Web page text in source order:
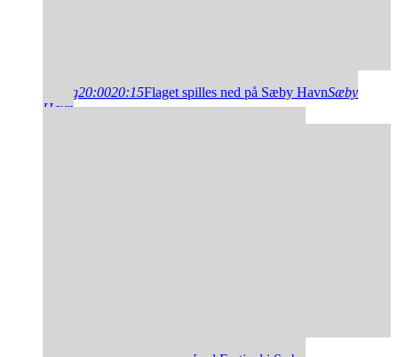
aug20:0020:15Flaget spilles ned på Sæby HavnSæby
Havn